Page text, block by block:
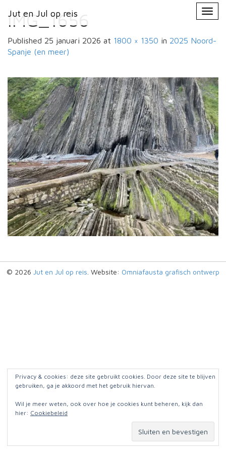
Jut en Jul op reis
Primary
Menu
Jut en Jul op reis
IMG_1656
Published 25 januari 2026 at 1800 × 1350 in 2025 Noord-
Spanje (en meer)
© 2026 Jut en Jul op reis . Website: Omniafausta grafisch ontwerp
Privacy & cookies: deze site gebruikt cookies. Door deze site te blijven
gebruiken, ga je akkoord met het gebruik hiervan.
Wil je meer weten, ook over hoe je cookies kunt beheren, kijk dan
hier: Cookiebeleid